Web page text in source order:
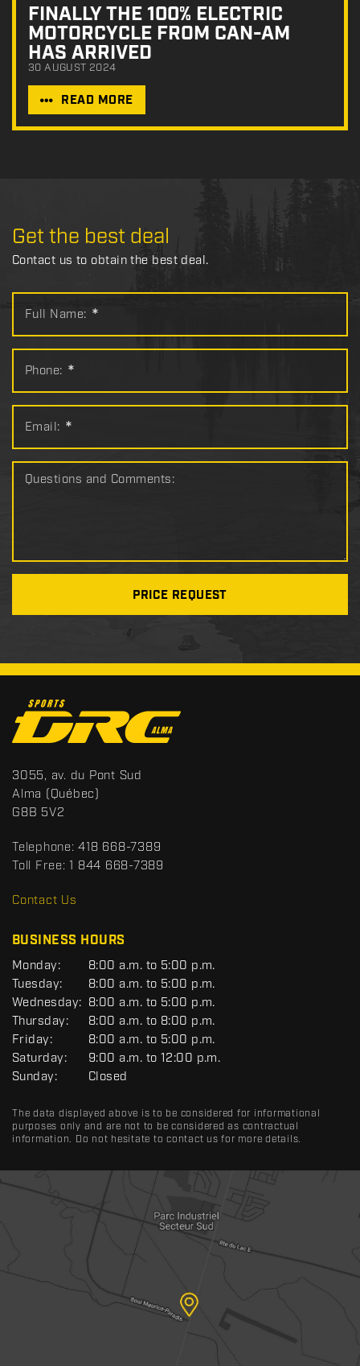
FINALLY THE 100% ELECTRIC
MOTORCYCLE FROM CAN-AM
HAS ARRIVED
30 AUGUST 2024
READ MORE
Get the best deal
Contact us to obtain the best deal.
Full Name: *
Phone: *
Email: *
Questions and Comments:
PRICE REQUEST
o
n
t
a
c
t
S
p
o
t
s
R
3055, av. du Pont Sud
Alma (Québec)
G8B 5V2
Telephone: 418 668-7389
Toll Free: 1 844 668-7389
Contact Us
BUSINESS HOURS
G
E
N
E
R
A
L
Monday:
8:00 a.m. to 5:00 p.m.
Tuesday:
8:00 a.m. to 5:00 p.m.
Wednesday: 8:00 a.m. to 5:00 p.m.
Thursday:
8:00 a.m. to 8:00 p.m.
Friday:
8:00 a.m. to 5:00 p.m.
Saturday:
9:00 a.m. to 12:00 p.m.
Sunday:
Closed
The data displayed above is to be considered for informational
purposes only and are not to be considered as contractual
information. Do not hesitate to contact us for more details.